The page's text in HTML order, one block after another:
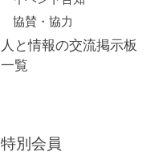
協賛・協力
人と情報の交流掲示板
一覧
特別会員